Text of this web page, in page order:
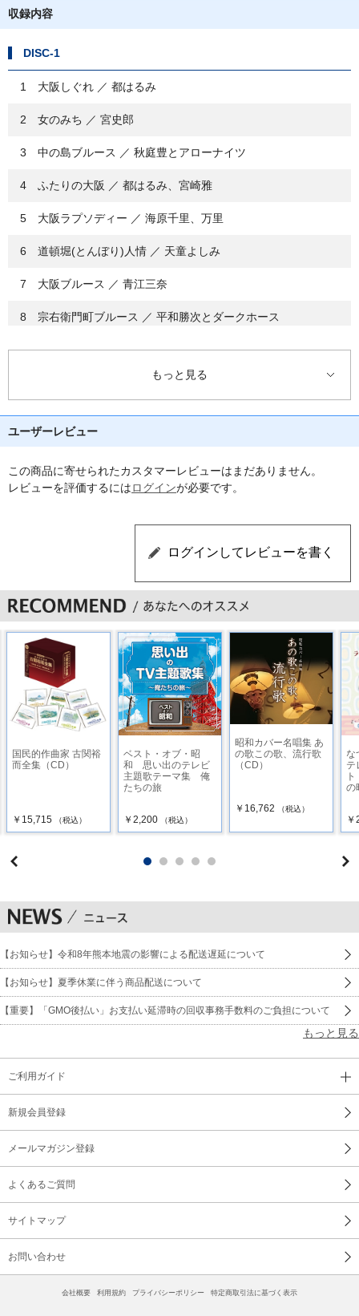
収録内容
DISC-1
1 大阪しぐれ ／ 都はるみ
2 女のみち ／ 宮史郎
3 中の島ブルース ／ 秋庭豊とアローナイツ
4 ふたりの大阪 ／ 都はるみ、宮崎雅
5 大阪ラプソディー ／ 海原千里、万里
6 道頓堀(とんぼり)人情 ／ 天童よしみ
7 大阪ブルース ／ 青江三奈
8 宗右衛門町ブルース ／ 平和勝次とダークホース
9 大阪の女(ひと) ／ いしだあゆみ
10 雨の御堂筋 ／ 欧陽菲菲
11 放(ほか)されて ／ 木下結子
12 悲しい色やね ／ 上田正樹
13 酒と泪と男と女 ／ 河島英五
15 やっぱ好きやねん(New Virsion'96) ／ やしきたかじん
1 夫婦みち ／ オｰロラ輝子(河合美智子)
2 女のねがい ／ 宮史郎とぴんからトリオ
3 花街の母 ／ 金田たつえ
4 浪花小唄 ／ 美空ひばり
6 浪花ことぶき ／ 大川栄策
10 王将一代 小春しぐれ ／ 大和さくら
12 河内のオッサンの唄 ／ ミス花子
13 浪花節だよ人生は ／ 細川たかし
15 六甲おろし ／ 唐渡吉則
もっと見る
ユーザーレビュー
この商品に寄せられたカスタマーレビューはまだありません。
レビューを評価するにはログインが必要です。
国民的作曲家 古関裕
而全集（CD）
￥15,715 （税込）
ベスト・オブ・昭
和 思い出のテレビ
主題歌テーマ集 俺
たちの旅
￥2,200 （税込）
昭和カバー名唱集 あ
の歌この歌、流行歌
（CD）
￥16,762 （税込）
な
テ
の
【お知らせ】令和8年熊本地震の影響による配送遅延について
【お知らせ】夏季休業に伴う商品配送について
【重要】「GMO後払い」お支払い延滞時の回収事務手数料のご負担について
もっと見る
ご利用ガイド
新規会員登録
メールマガジン登録
よくあるご質問
サイトマップ
お問い合わせ
会社概要 利用規約 プライバシーポリシー 特定商取引法に基づく表示